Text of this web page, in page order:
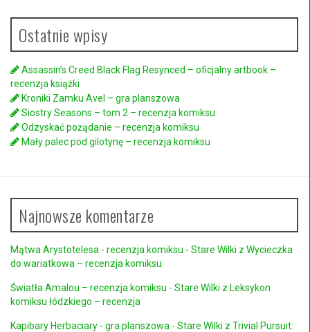
Ostatnie wpisy
Assassin’s Creed Black Flag Resynced – oficjalny artbook –
recenzja książki
Kroniki Zamku Avel – gra planszowa
Siostry Seasons – tom 2 – recenzja komiksu
Odzyskać pożądanie – recenzja komiksu
Mały palec pod gilotynę – recenzja komiksu
Najnowsze komentarze
Mątwa Arystotelesa - recenzja komiksu - Stare Wilki z Wycieczka
do wariatkowa – recenzja komiksu
Światła Amalou – recenzja komiksu - Stare Wilki z Leksykon
komiksu łódzkiego – recenzja
Kapibary Herbaciary - gra planszowa - Stare Wilki z Trivial Pursuit: